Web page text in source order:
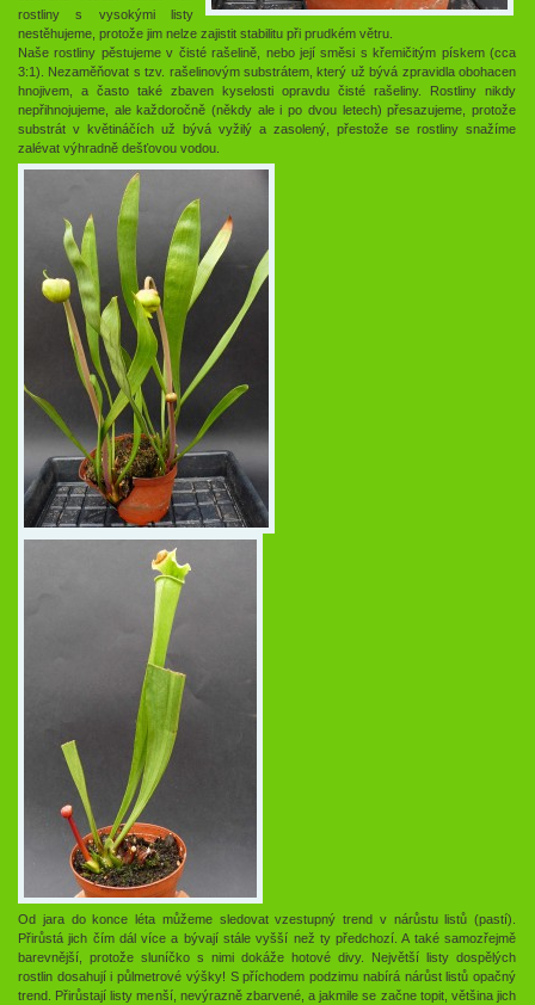
rostliny s vysokými listy
nestěhujeme, protože jim nelze zajistit stabilitu při prudkém větru.
Naše rostliny pěstujeme v čisté rašelině, nebo její směsi s křemičitým pískem (cca
3:1). Nezaměňovat s tzv. rašelinovým substrátem, který už bývá zpravidla obohacen
hnojivem, a často také zbaven kyselosti opravdu čisté rašeliny. Rostliny nikdy
nepřihnojujeme, ale každoročně (někdy ale i po dvou letech) přesazujeme, protože
substrát v květináčích už bývá vyžilý a zasolený, přestože se rostliny snažíme
zalévat výhradně dešťovou vodou.
Od jara do konce léta můžeme sledovat vzestupný trend v nárůstu listů (pastí).
Přirůstá jich čím dál více a bývají stále vyšší než ty předchozí. A také samozřejmě
barevnější, protože sluníčko s nimi dokáže hotové divy. Největší listy dospělých
rostlin dosahují i půlmetrové výšky! S příchodem podzimu nabírá nárůst listů opačný
trend. Přirůstají listy menší, nevýrazně zbarvené, a jakmile se začne topit, většina jich